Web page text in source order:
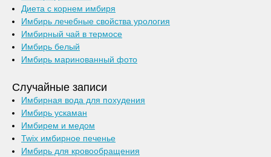
Диета с корнем имбиря
Имбирь лечебные свойства урология
Имбирный чай в термосе
Имбирь белый
Имбирь маринованный фото
Случайные записи
Имбирная вода для похудения
Имбирь ускаман
Имбирем и медом
Twix имбирное печенье
Имбирь для кровообращения